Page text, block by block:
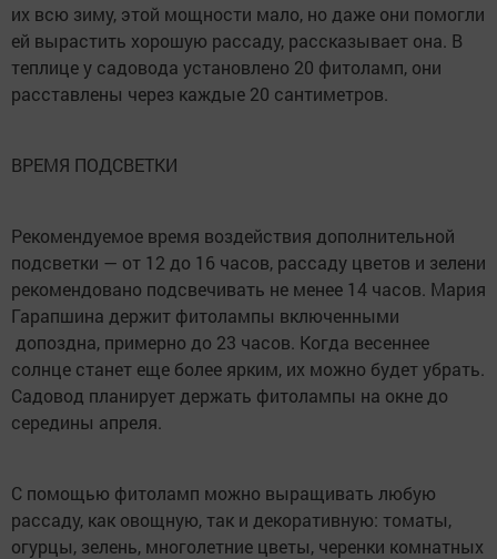
их всю зиму, этой мощности мало, но даже они помогли
ей вырастить хорошую рассаду, рассказывает она. В
теплице у садовода установлено 20 фитоламп, они
расставлены через каждые 20 сантиметров.
ВРЕМЯ ПОДСВЕТКИ
Рекомендуемое время воздействия дополнительной
подсветки — от 12 до 16 часов, рассаду цветов и зелени
рекомендовано подсвечивать не менее 14 часов. Мария
Гарапшина держит фитолампы включенными
допоздна, примерно до 23 часов. Когда весеннее
солнце станет еще более ярким, их можно будет убрать.
Садовод планирует держать фитолампы на окне до
середины апреля.
С помощью фитоламп можно выращивать любую
рассаду, как овощную, так и декоративную: томаты,
огурцы, зелень, многолетние цветы, черенки комнатных